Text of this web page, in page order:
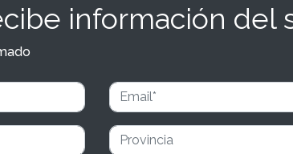
información del